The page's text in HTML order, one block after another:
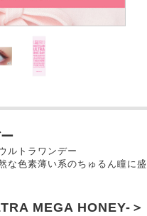
ルトラワンデー
な色素薄い系のちゅるん瞳に
MEGA HONEY-＞